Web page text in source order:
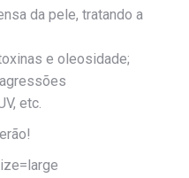
da pele, tratando a
e oleosidade;
etc.